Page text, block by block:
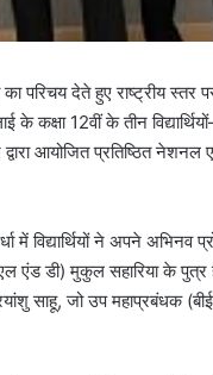
परिचय देते हुए राष्ट्रीय
कक्षा 12वीं के तीन
आयोजित प्रतिष्ठित
विद्यार्थियों ने अपने अभिनव
एंड डी) मुकुल सहारिया के पुत्र
साहू, जो उप महाप्रबंधक